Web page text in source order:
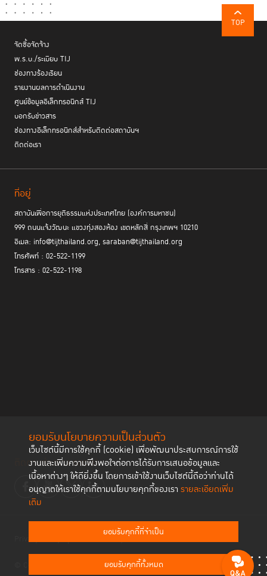
ยอมรับนโยบายความเป็นส่วนตัว
เว็บไซต์นี้มีการใช้คุกกี้ (cookie) เพื่อพัฒนาประสบการณ์การใช้
งานและเพิ่มความพึงพอใจต่อการได้รับการเสนอข้อมูลและ
เนื้อหาต่างๆ ให้ดียิ่งขึ้น โดยการเข้าใช้งานเว็บไซต์นี้ถือว่าท่านได้
อนุญาตให้เราใช้คุกกี้ตามนโยบายคุกกี้ของเรา รายละเอียดเพิ่ม
เติม
ยอมรับคุกกี้ที่จำเป็น
ยอมรับคุกกี้ทั้งหมด
TOP
จัดซื้อจัดจ้าง
พ.ร.บ./ระเบียบ TIJ
ช่องทางร้องเรียน
รายงานผลการดำเนินงาน
ศูนย์ข้อมูลอิเล็กทรอนิกส์ TIJ
บอกรับข่าวสาร
ช่องทางอิเล็กทรอนิกส์สำหรับติดต่อสถาบันฯ
ติดต่อเรา
ที่อยู่
สถาบันเพื่อการยุติธรรมแห่งประเทศไทย (องค์การมหาชน)
999 ถนนแจ้งวัฒนะ แขวงทุ่งสองห้อง เขตหลักสี่ กรุงเทพฯ 10210
อีเมล: info@tijthailand.org, saraban@tijthailand.org
โทรศัพท์ : 02-522-1199
โทรสาร : 02-522-1198
ติดตามช่องทาง social
© Copyright 2023 Thailand Institute of Justice All Rights Reserved
Privacy Policy Cookies Policy